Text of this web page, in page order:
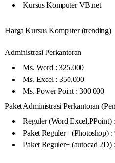
Kursus Komputer VB.net
Harga Kursus Komputer (trending)
Administrasi Perkantoran
Ms. Word : 325.000
Ms. Excel : 350.000
Ms. Power Point : 300.000
Paket Administrasi Perkantoran
Reguler (Word,Excel,PPoint)
Paket Reguler+ (Photoshop) :
Paket Reguler+ (autocad 2D)